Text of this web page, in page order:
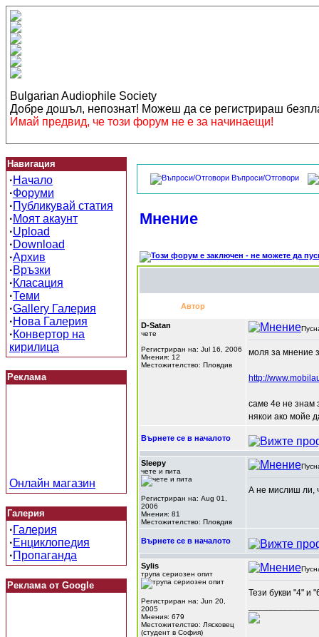
Bulgarian Audiophile Society
Добре дошъл, непознат! Можеш да се регистрираш
Имай предвид, че този форум не е за начинаещи!
Навигация
·Начало
·Форуми
·Публикувай статия
·Моят акаунт
·Upload
·Download
·Архив
·Връзки
·Класация
·Теми
·Gallery Галерия
·Нова Галерия
·Конвертор на
кирилица
Реклама
Онлайн магазин
Галерия
·Галерия
·Енциклопедия
·Пропаганда
Реклама от Google
Въпроси/Отговори
Мнение
Автор
D-Satan
чете
Регистриран на: Jul 16, 2006
Мнения: 12
Местожителство: Пловдив
моля за мнение
http://
саме 4е не знам
някои ако мойе
Върнете се в началото
Sleepy
чете и пита
Регистриран на: Aug 01,
2006
Мнения: 81
Местожителство: Пловдив
А не мислиш ли,
Върнете се в началото
Sylis
трупа сериозен опит
Регистриран на: Jun 20,
2005
Мнения: 679
Местожителство: Лясковец
(студент в София)
Тези букви "4" и